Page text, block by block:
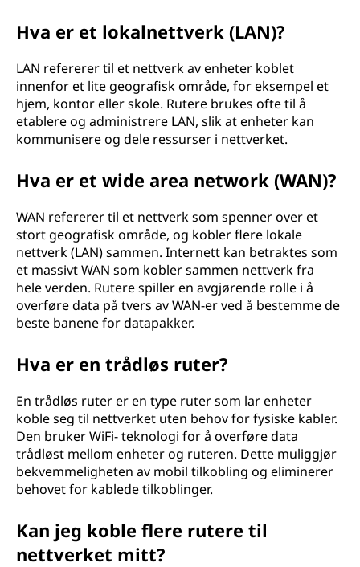
Hva er et lokalnettverk (LAN)?
LAN refererer til et nettverk av enheter koblet
innenfor et lite geografisk område, for eksempel et
hjem, kontor eller skole. Rutere brukes ofte til å
etablere og administrere LAN, slik at enheter kan
kommunisere og dele ressurser i nettverket.
Hva er et wide area network (WAN)?
WAN refererer til et nettverk som spenner over et
stort geografisk område, og kobler flere lokale
nettverk (LAN) sammen. Internett kan betraktes som
et massivt WAN som kobler sammen nettverk fra
hele verden. Rutere spiller en avgjørende rolle i å
overføre data på tvers av WAN-er ved å bestemme de
beste banene for datapakker.
Hva er en trådløs ruter?
En trådløs ruter er en type ruter som lar enheter
koble seg til nettverket uten behov for fysiske kabler.
Den bruker WiFi- teknologi for å overføre data
trådløst mellom enheter og ruteren. Dette muliggjør
bekvemmeligheten av mobil tilkobling og eliminerer
behovet for kablede tilkoblinger.
Kan jeg koble flere rutere til
nettverket mitt?